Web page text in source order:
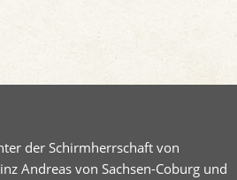
der Schirmherrschaft von
Andreas von Sachsen-Coburg und